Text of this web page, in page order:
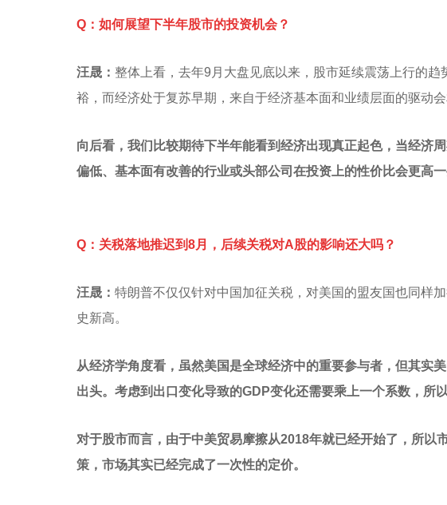
Q：如何展望下半年股市的投资机会？
汪晟： 整体上看，去年9月大盘见底以来，股市延续震荡上行的
裕，而经济处于复苏早期，来自于经济基本面和业绩层面的驱动会
向后看，我们比较期待下半年能看到经济出现真正起色，当经济
偏低、基本面有改善的行业或头部公司在投资上的性价比会更高一
Q：关税落地推迟到8月，后续关税对A股的影响还大吗？
汪晟： 特朗普不仅仅针对中国加征关税，对美国的盟友国也同样
史新高。
从经济学角度看，虽然美国是全球经济中的重要参与者，但其实
出头。考虑到出口变化导致的GDP变化还需要乘上一个系数，所
对于股市而言，由于中美贸易摩擦从2018年就已经开始了，所
策，市场其实已经完成了一次性的定价。